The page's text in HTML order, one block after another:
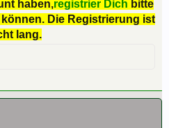
haben,registrier Dich bitte
Die Registrierung ist
lang.